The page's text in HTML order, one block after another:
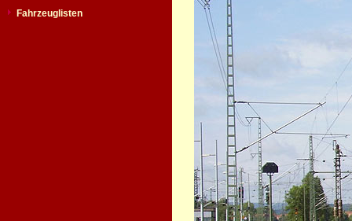
Fahrzeuglisten